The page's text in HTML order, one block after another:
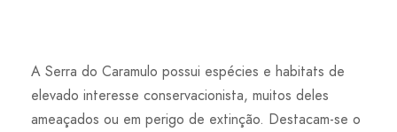
A Serra do Caramulo possui espécies e habitats de
elevado interesse conservacionista, muitos deles
ameaçados ou em perigo de extinção. Destacam-se o